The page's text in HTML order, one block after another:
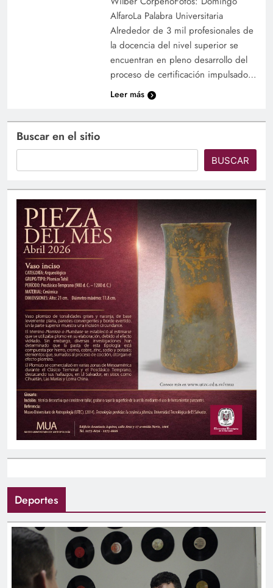
AlfaroLa Palabra Universitaria
Alrededor de 3 mil profesionales de
la docencia del nivel superior se
encuentran en pleno desarrollo del
proceso de certificación impulsado…
Leer más
Buscar en el sitio
BUSCAR
Deportes